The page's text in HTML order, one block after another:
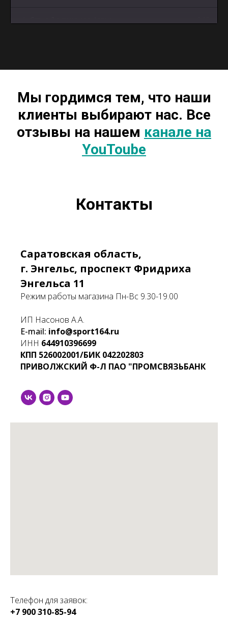
Мы гордимся тем, что наши
клиенты выбирают нас. Все
отзывы на нашем канале на
YouToube
Контакты
Саратовская область,
г. Энгельс, проспект Фридриха
Энгельса 11
Режим работы магазина Пн-Вс 9.30-19.00
ИП Насонов А.А.
E-mail: info@sport164.ru
ИНН 644910396699
КПП 526002001/БИК 042202803
ПРИВОЛЖСКИЙ Ф-Л ПАО "ПРОМСВЯЗЬБАНК
Телефон для заявок:
+7 900 310-85-94